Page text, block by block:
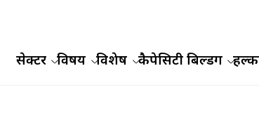
सेक्टर विषय विशेष कैपेसिटी बिल्डिंग